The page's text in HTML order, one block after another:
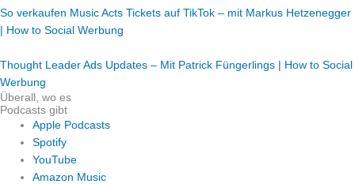
So verkaufen Music Acts Tickets auf TikTok – mit Markus Hetzenegger
| How to Social Werbung
Thought Leader Ads Updates – Mit Patrick Füngerlings | How to Social
Werbung
Überall, wo es
Podcasts gibt
Apple Podcasts
Spotify
YouTube
Amazon Music